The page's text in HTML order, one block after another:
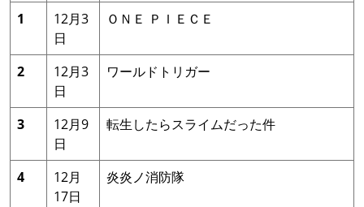
1
12月3
日
ＯＮＥ ＰＩＥＣＥ
2
12月3
日
ワールドトリガー
3
12月9
日
転生したらスライムだった件
4
12月
17日
炎炎ノ消防隊